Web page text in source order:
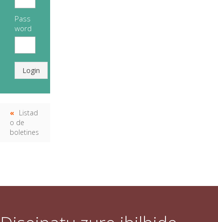
Pass
word
Login
Listad
o de
boletines